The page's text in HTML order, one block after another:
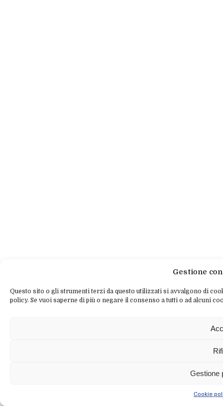
Gestione
Questo sito o gli strumenti terzi da questo utilizzati si avvalgono di
policy. Se vuoi saperne di più o negare il consenso a tutti o ad alcuni
Gestione
Cookie